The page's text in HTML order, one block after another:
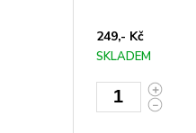
249,- Kč
SKLADEM